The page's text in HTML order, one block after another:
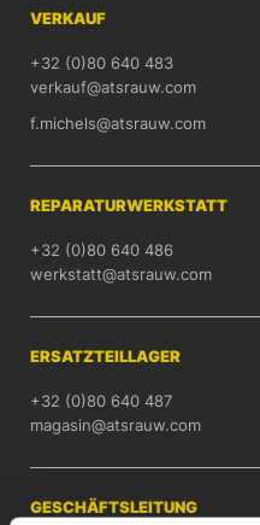
VERKAUF
+32 (0)80 640 483
verkauf@atsrauw.com
f.michels@atsrauw.com
REPARATURWERKSTATT
+32 (0)80 640 486
werkstatt@atsrauw.com
ERSATZTEILLAGER
+32 (0)80 640 487
magasin@atsrauw.com
GESCHÄFTSLEITUNG